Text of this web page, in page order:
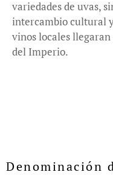
variedades de uvas,
intercambio cultural
vinos locales
del Imperio.
Denominación